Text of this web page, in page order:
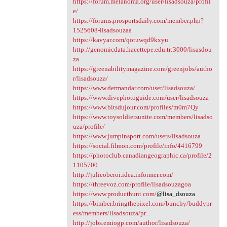
e/
https://forums.prosportsdaily.com/member.php?
1525608-lisadsouzaa
https://kavyar.com/qotuwqd9kxyu
http://genomicdata.hacettepe.edu.tr:3000/lisasdou
za
https://greenabilitymagazine.com/greenjobs/autho
r/lisadsouza/
https://www.dermandar.com/user/lisadsouza/
https://www.divephotoguide.com/user/lisadsouza
https://www.bitsdujour.com/profiles/m0m7Qy
https://www.toysoldiersunite.com/members/lisadso
uza/profile/
https://www.jumpinsport.com/users/lisadsouza
https://social.filmon.com/profile/info/4416799
https://photoclub.canadiangeographic.ca/profile/2
1105700
http://julieoberoi.idea.informer.com/
https://threevoz.com/profile/lisadsouzagoa
https://www.producthunt.com/@lisa_dsouza
https://bimber.bringthepixel.com/bunchy/buddypr
ess/members/lisadsouza/pr...
http://jobs.emiogp.com/author/lisadsouza/